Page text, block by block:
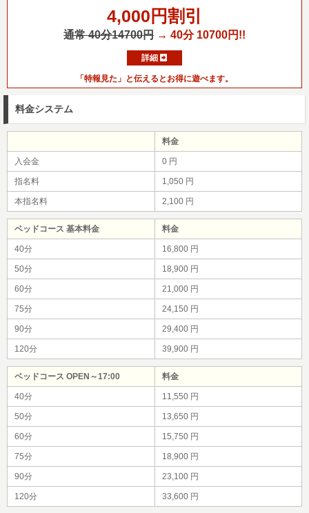
4,000円割引
通常 40分14700円 → 40分 10700円!!
詳細
「特報見た」と伝えるとお得に遊べます。
料金システム
料金
入会金 0 円
指名料 1,050 円
本指名料 2,100 円
ベッドコース 基本料金 料金
40分 16,800 円
50分 18,900 円
60分 21,000 円
75分 24,150 円
90分 29,400 円
120分 39,900 円
ベッドコース OPEN～17:00 料金
40分 11,550 円
50分 13,650 円
60分 15,750 円
75分 18,900 円
90分 23,100 円
120分 33,600 円